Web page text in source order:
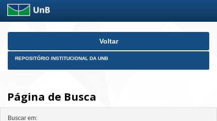
Skip
Voltar
REPOSITÓRIO INSTITUCIONAL DA UNB
Página de Busca
Buscar em: